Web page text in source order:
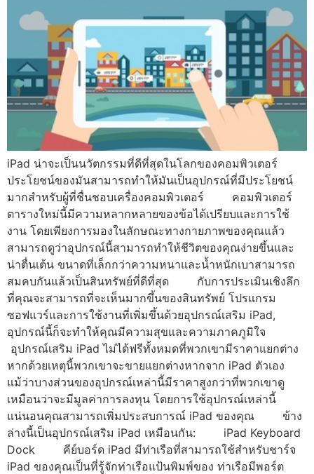
iPad น่าจะเป็นนวัตกรรมที่ดีที่สุดในโลกของคอมพิวเตอร์
ประโยชน์ของมันสามารถทำให้มันเป็นอุปกรณ์ที่มีประโยชน์
มากสำหรับผู้ที่ชื่นชอบเครื่องคอมพิวเตอร์ คอมพิวเตอร์
ตารางใหม่นี้มีความหลากหลายของข้อได้เปรียบและการใช้
งาน โดยเพียงการมองในลักษณะทางกายภาพของคุณแล้ว
สามารถดูว่าอุปกรณ์นี้สามารถทำให้ชีวิตของคุณง่ายขึ้นและ
น่าตื่นเต้น ขนาดที่เล็กกว่าความหนาและน้ำหนักเบาสามารถ
สมคบกันแล้วเป็นสินทรัพย์ที่ดีที่สุด กับการประเมินเชิงลึก
ที่คุณจะสามารถที่จะเห็นมากขึ้นของสินทรัพย์ โปรแกรม
ซอฟแวร์และการใช้งานที่เพิ่มขึ้นด้วยอุปกรณ์เสริม iPad,
อุปกรณ์นี้ก็จะทำให้คุณมีความสุขและความภาคภูมิใจ
อุปกรณ์เสริม iPad ไม่ได้ฟรีทั้งหมดที่พวกเขามีราคาแยกต่าง
หากด้วยเหตุนี้พวกเขาจะขายแยกต่างหากจาก iPad ตัวเอง
แม้ว่าบางส่วนของอุปกรณ์เหล่านี้มีราคาสูงกว่าที่พวกเขาดู
เหมือนว่าจะมีมูลค่าการลงทุน โดยการใช้อุปกรณ์เหล่านี้
แน่นอนคุณสามารถเพิ่มประสบการณ์ iPad ของคุณ ข้าง
ล่างนี้เป็นอุปกรณ์เสริม iPad เหมือนกัน: iPad Keyboard
Dock คีย์บอร์ด iPad มีท่าเรือที่สามารถใช้สำหรับชาร์จ
iPad ของคุณเป็นที่รู้จักท่าเรือแป้นพิมพ์ของ ท่าเรือมีพอร์ต